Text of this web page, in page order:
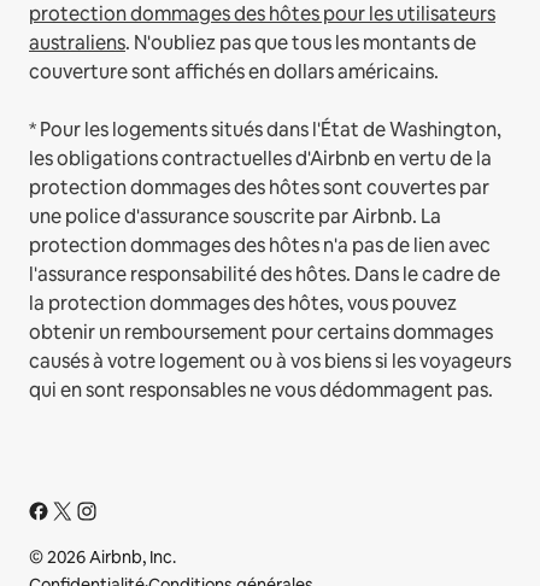
protection dommages des hôtes pour les utilisateurs
australiens. N'oubliez pas que tous les montants de
couverture sont affichés en dollars américains.
* Pour les logements situés dans l'État de Washington,
les obligations contractuelles d'Airbnb en vertu de la
protection dommages des hôtes sont couvertes par
une police d'assurance souscrite par Airbnb. La
protection dommages des hôtes n'a pas de lien avec
l'assurance responsabilité des hôtes. Dans le cadre de
la protection dommages des hôtes, vous pouvez
obtenir un remboursement pour certains dommages
causés à votre logement ou à vos biens si les voyageurs
qui en sont responsables ne vous dédommagent pas.
© 2026 Airbnb, Inc.